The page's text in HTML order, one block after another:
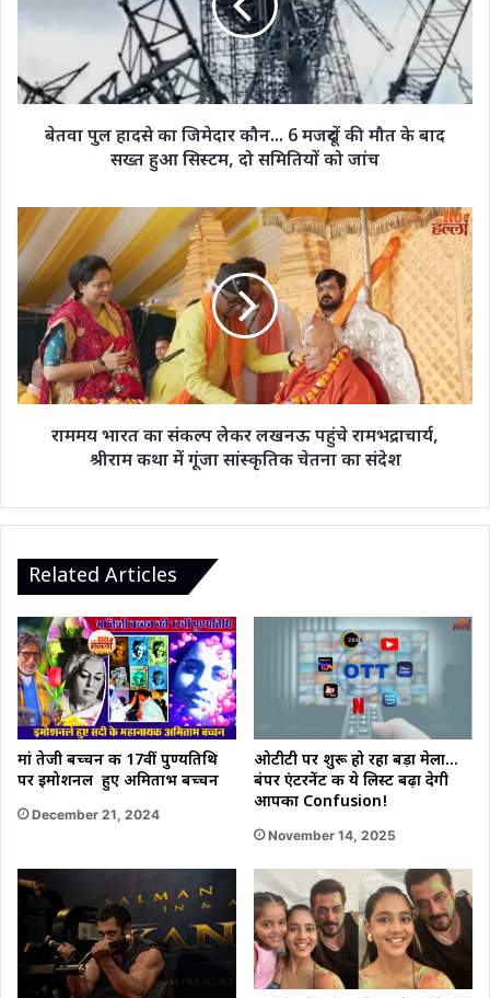
कौन...
मजदूरों
की
सिस्टम,
दो
समितियों
को
बेतवा पुल हादसे का जिमेदार कौन... 6 मजदूरों की मौत के बाद
सख्त हुआ सिस्टम, दो समितियों को जांच
राममय
भारत
का
संकल्प
लेकर
लखनऊ
पहुंचे
रामभद्राचार्य,
श्रीराम
संदेश
राममय भारत का संकल्प लेकर लखनऊ पहुंचे रामभद्राचार्य,
श्रीराम कथा में गूंजा सांस्कृतिक चेतना का संदेश
Related Articles
मां तेजी बच्चन की 17वीं पुण्यतिथि
पर इमोशनल हुए अमिताभ बच्चन
December 21, 2024
ओटीटी पर शुरू हो रहा बड़ा मेला…
बंपर एंटरनेंट की ये लिस्ट बढ़ा देगी
आपका Confusion!
November 14, 2025